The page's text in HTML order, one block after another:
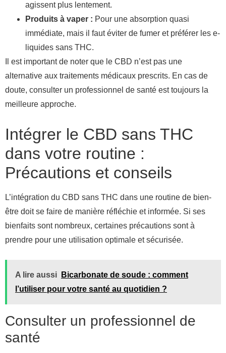
agissent plus lentement.
Produits à vaper : Pour une absorption quasi
immédiate, mais il faut éviter de fumer et préférer les e-
liquides sans THC.
Il est important de noter que le CBD n’est pas une
alternative aux traitements médicaux prescrits. En cas de
doute, consulter un professionnel de santé est toujours la
meilleure approche.
Intégrer le CBD sans THC
dans votre routine :
Précautions et conseils
L’intégration du CBD sans THC dans une routine de bien-
être doit se faire de manière réfléchie et informée. Si ses
bienfaits sont nombreux, certaines précautions sont à
prendre pour une utilisation optimale et sécurisée.
A lire aussi
Bicarbonate de soude : comment
l’utiliser pour votre santé au quotidien ?
Consulter un professionnel de
santé